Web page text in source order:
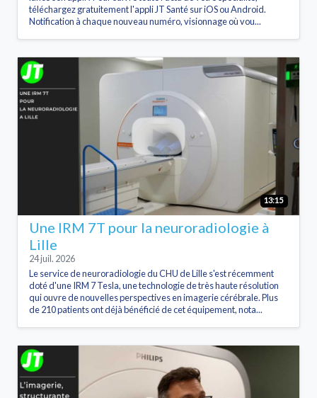
téléchargez gratuitement l'appli JT Santé sur iOS ou Android.
Notification à chaque nouveau numéro, visionnage où vou...
13:15
Une IRM 7T pour la neuroradiologie à
Lille
24 juil. 2026
Le service de neuroradiologie du CHU de Lille s'est récemment
doté d'une IRM 7 Tesla, une technologie de très haute résolution
qui ouvre de nouvelles perspectives en imagerie cérébrale. Plus
de 210 patients ont déjà bénéficié de cet équipement, nota...